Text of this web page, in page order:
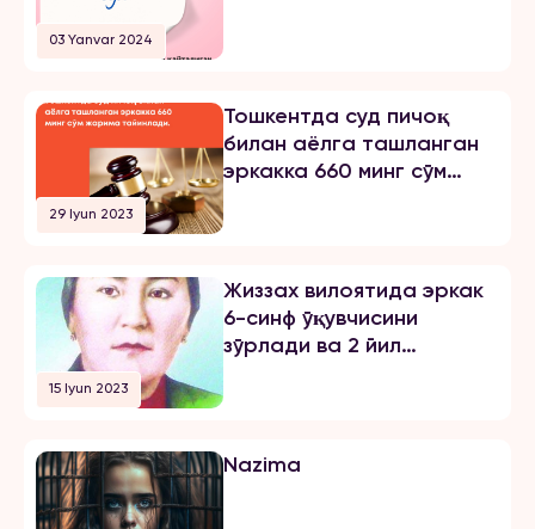
ишлайман. 2024 йил 31 октябрь
куни мени умуман норози бўлган
йигитга […]
03 Yanvar 2024
29 Iyun 2023
Тошкентда суд пичоқ
билан аёлга ташланган
эркакка 660 минг сўм
15 Iyun 2023
Жиззах вилоятида эркак
6-синф ўқувчисини
зўрлади ва 2 йил
Nazima